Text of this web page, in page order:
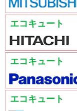
エコキュート
エコキュート
エコキュート